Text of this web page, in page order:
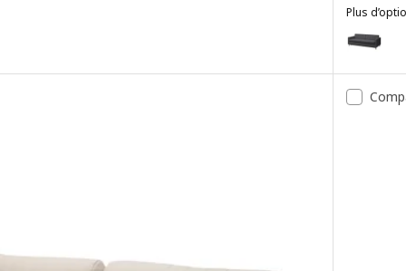
Plus
Option :
Option :
Option :